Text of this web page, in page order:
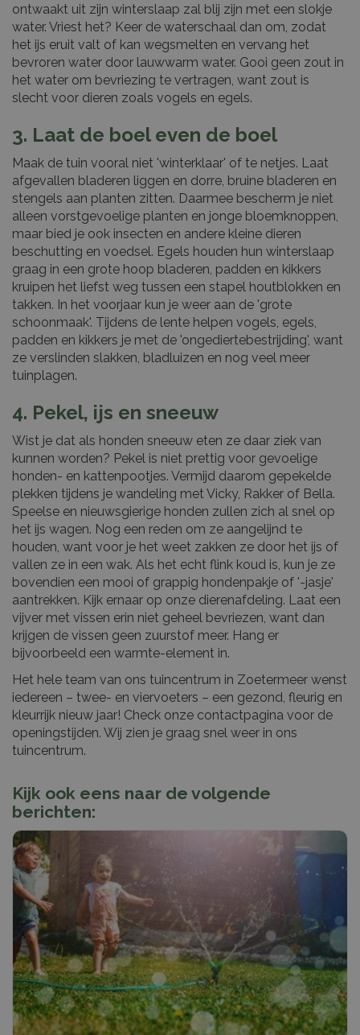
ontwaakt uit zijn winterslaap zal blij zijn met een slokje
water. Vriest het? Keer de waterschaal dan om, zodat
het ijs eruit valt of kan wegsmelten en vervang het
bevroren water door lauwwarm water. Gooi geen zout in
het water om bevriezing te vertragen, want zout is
slecht voor dieren zoals vogels en egels.
3. Laat de boel even de boel
Maak de tuin vooral niet 'winterklaar' of te netjes. Laat
afgevallen bladeren liggen en dorre, bruine bladeren en
stengels aan planten zitten. Daarmee bescherm je niet
alleen vorstgevoelige planten en jonge bloemknoppen,
maar bied je ook insecten en andere kleine dieren
beschutting en voedsel. Egels houden hun winterslaap
graag in een grote hoop bladeren, padden en kikkers
kruipen het liefst weg tussen een stapel houtblokken en
takken. In het voorjaar kun je weer aan de 'grote
schoonmaak'. Tijdens de lente helpen vogels, egels,
padden en kikkers je met de 'ongediertebestrijding', want
ze verslinden slakken, bladluizen en nog veel meer
tuinplagen.
4. Pekel, ijs en sneeuw
Wist je dat als honden sneeuw eten ze daar ziek van
kunnen worden? Pekel is niet prettig voor gevoelige
honden- en kattenpootjes. Vermijd daarom gepekelde
plekken tijdens je wandeling met Vicky, Rakker of Bella.
Speelse en nieuwsgierige honden zullen zich al snel op
het ijs wagen. Nog een reden om ze aangelijnd te
houden, want voor je het weet zakken ze door het ijs of
vallen ze in een wak. Als het echt flink koud is, kun je ze
bovendien een mooi of grappig hondenpakje of '-jasje'
aantrekken. Kijk ernaar op onze dierenafdeling. Laat een
vijver met vissen erin niet geheel bevriezen, want dan
krijgen de vissen geen zuurstof meer. Hang er
bijvoorbeeld een warmte-element in.
Het hele team van ons tuincentrum in Zoetermeer wenst
iedereen – twee- en viervoeters – een gezond, fleurig en
kleurrijk nieuw jaar! Check onze contactpagina voor de
openingstijden. Wij zien je graag snel weer in ons
tuincentrum.
Kijk ook eens naar de volgende
berichten: